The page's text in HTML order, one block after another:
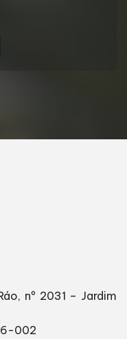
nº 2031 – Jardim
002